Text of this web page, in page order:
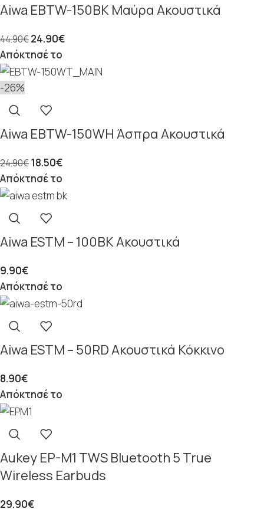
Aiwa EBTW-150BK Μαύρα Ακουστικά
44.90€24.90€
Απόκτησέ το
-26%
Aiwa EBTW-150WH Άσπρα Ακουστικά
24.90€18.50€
Απόκτησέ το
Aiwa ESTM – 100BK Ακουστικά
9.90€
Απόκτησέ το
Aiwa ESTM – 50RD Ακουστικά Κόκκινο
8.90€
Απόκτησέ το
Aukey EP-M1 TWS Bluetooth 5 True
Wireless Earbuds
29.90€